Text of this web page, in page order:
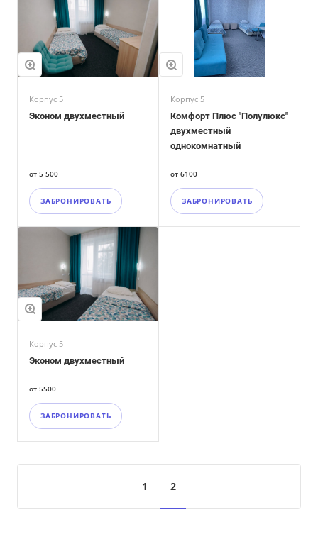
Корпус 5
Эконом двухместный
от 5 500
ЗАБРОНИРОВАТЬ
Корпус 5
Комфорт Плюс "Полулюкс"
двухместный
однокомнатный
от 6100
ЗАБРОНИРОВАТЬ
Корпус 5
Эконом двухместный
от 5500
ЗАБРОНИРОВАТЬ
1 2